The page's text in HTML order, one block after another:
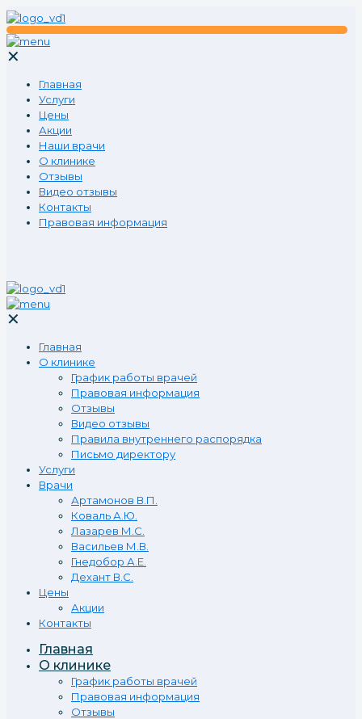
✕
Главная
Услуги
Цены
Акции
Наши врачи
О клинике
Отзывы
Видео отзывы
Контакты
Правовая информация
✕
Главная
О клинике
График работы врачей
Правовая информация
Отзывы
Видео отзывы
Правила внутреннего распорядка
Письмо директору
Услуги
Врачи
Артамонов В.П.
Коваль А.Ю.
Лазарев М.С.
Васильев М.В.
Гнедобор А.Е.
Дехант В.С.
Цены
Акции
Контакты
Главная
О клинике
График работы врачей
Правовая информация
Отзывы